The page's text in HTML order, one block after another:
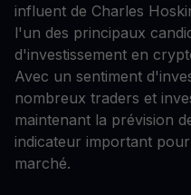
influent de Charles
l'un des principaux
d'investissement en
Avec un sentiment
nombreux traders et
maintenant la prévision
indicateur important
marché.